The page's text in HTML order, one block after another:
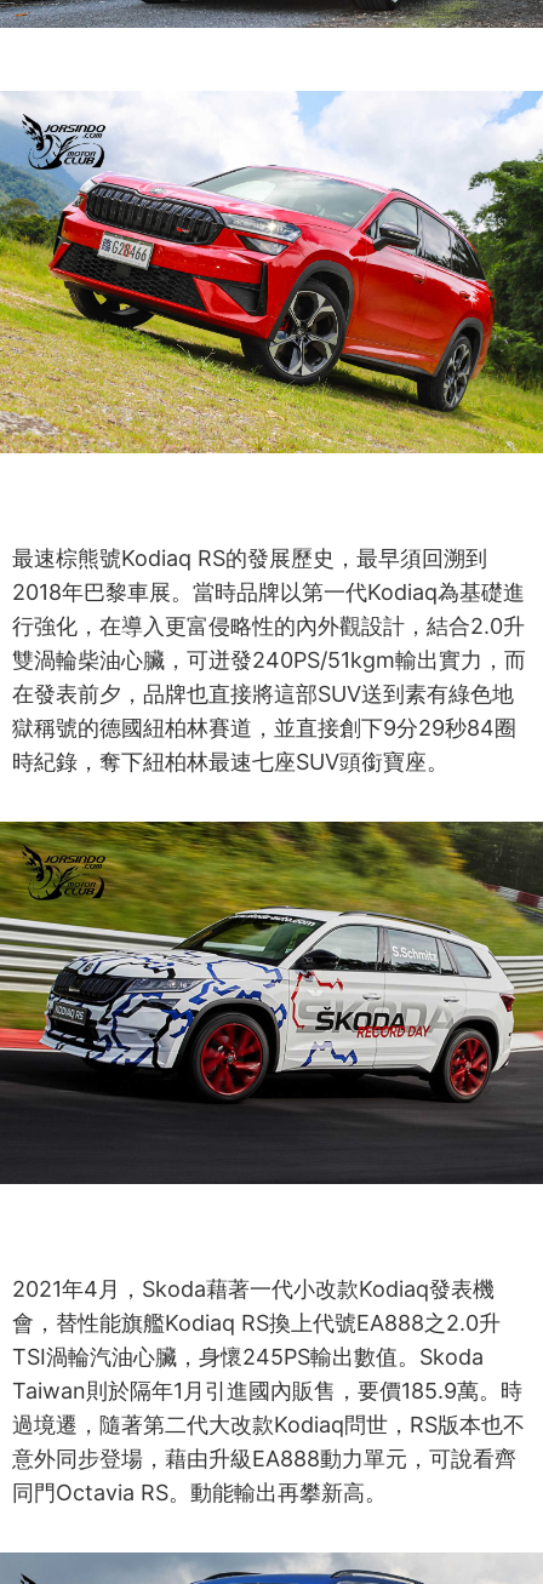
最速棕熊號Kodiaq RS的發展歷史，最早須回溯到
2018年巴黎車展。當時品牌以第一代Kodiaq為基礎進
行強化，在導入更富侵略性的內外觀設計，結合2.0升
雙渦輪柴油心臟，可迸發240PS/51kgm輸出實力，而
在發表前夕，品牌也直接將這部SUV送到素有綠色地
獄稱號的德國紐柏林賽道，並直接創下9分29秒84圈
時紀錄，奪下紐柏林最速七座SUV頭銜寶座。
2021年4月，Skoda藉著一代小改款Kodiaq發表機
會，替性能旗艦Kodiaq RS換上代號EA888之2.0升
TSI渦輪汽油心臟，身懷245PS輸出數值。Skoda
Taiwan則於隔年1月引進國內販售，要價185.9萬。時
過境遷，隨著第二代大改款Kodiaq問世，RS版本也不
意外同步登場，藉由升級EA888動力單元，可說看齊
同門Octavia RS。動能輸出再攀新高。